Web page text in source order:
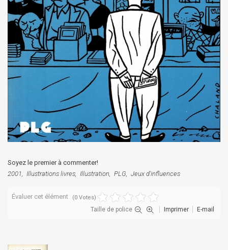
Soyez le premier à commenter!
2001
Illustrations livres Illustration PLG Jeux d'influences
Évaluer cet élément (0 Votes)
Taille de police Imprimer E-mail